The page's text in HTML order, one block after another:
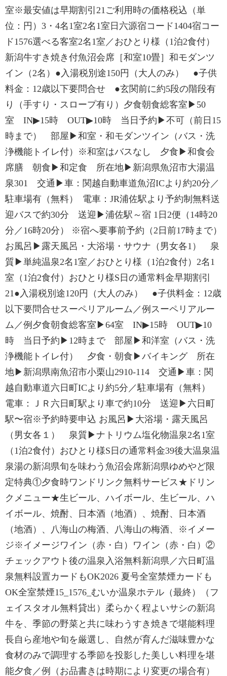
室※最安値は早期割引21ご利用時の価格税込（単
位：円）3・4名1室2名1室日六源宿コード1404宿コー
ド1576選べる客室2名1室／おひとり様（1泊2食付）
新潟牛すき焼き付魚沼会席［和室10畳］和モダンツ
イン（2名）●入湯税別途150円（大人のみ） ●子供
料金：12歳以下要問合せ ●玄関前に約5段の階段有
り（手すり・スロープ有り）夕食朝食総客室▶50
室 IN▶15時 OUT▶10時 当日予約▶不可（前日15
時まで） 部屋▶和室・和モダンツイン（バス・洗
浄機能トイレ付）※和室はバスなし 夕食▶和食会
席膳 朝食▶和定食 所在地▶新潟県魚沼市大湯温
泉301 交通▶車：関越自動車道魚沼ICより約20分／
駐車場有（無料） 電車：JR浦佐駅より予約制無料送
迎バスで約30分 送迎▶浦佐駅～宿 1日2便（14時20
分／16時20分） ※宿へ要事前予約（2日前17時まで）
お風呂▶露天風呂・大浴場・サウナ（男女各1） 泉
質▶単純温泉2名1室／おひとり様（1泊2食付）2名1
室（1泊2食付）おひとり様S日の通常料金早期割引
21●入湯税別途120円（大人のみ） ●子供料金：12歳
以下要問合せスーペリアルーム／例スーペリアルー
ム／例夕食朝食総客室▶64室 IN▶15時 OUT▶10
時 当日予約▶12時まで 部屋▶和洋室（バス・洗
浄機能トイレ付） 夕食・朝食▶バイキング 所在
地▶新潟県南魚沼市小栗山2910-114 交通▶車：関
越自動車道六日町ICより約5分／駐車場有（無料）
電車：ＪＲ六日町駅より車で約10分 送迎▶六日町
駅〜宿※予約時要申込 お風呂▶大浴場・露天風呂
（男女各１） 泉質▶ナトリウム塩化物温泉2名1室
（1泊2食付）おひとり様S日の通常料金39後大温泉温
泉湯の新潟県旬を味わう魚沼会席新潟県ゆめやど限
定特典①夕食時ワンドリンク無料サービス★ドリン
クメニュー★生ビール、ハイボール、生ビール、ハ
イボール、焼酎、日本酒（地酒）、焼酎、日本酒
（地酒）、八海山の梅酒、八海山の梅酒、※イメー
ジ※イメージワイン（赤・白）ワイン（赤・白）②
チェックアウト後の温泉入浴無料新潟県／六日町温
泉無料設置カードもOK2026 夏号全室禁煙カードも
OK全室禁煙15_1576_むいか温泉ホテル（最終）（フ
ェイスタオル無料貸出）柔らかく程よいサシの新潟
牛を、季節の野菜と共に味わうすき焼きで堪能料理
長自ら産地や旬を厳選し、自然が育んだ滋味豊かな
食材のみで調理する季節を投影した美しい料理を堪
能夕食／例（お品書きは時期により変更の場合有）